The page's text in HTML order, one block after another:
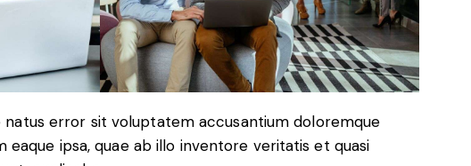
natus error sit voluptatem accusantium doloremque
ipsa, quae ab illo inventore veritatis et quasi